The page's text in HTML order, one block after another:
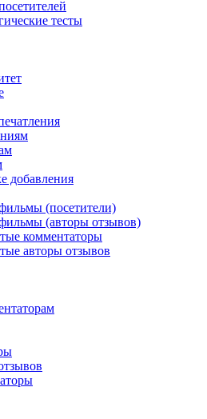
тесты
добавления
(посетители)
(авторы отзывов)
комментаторы
авторы отзывов